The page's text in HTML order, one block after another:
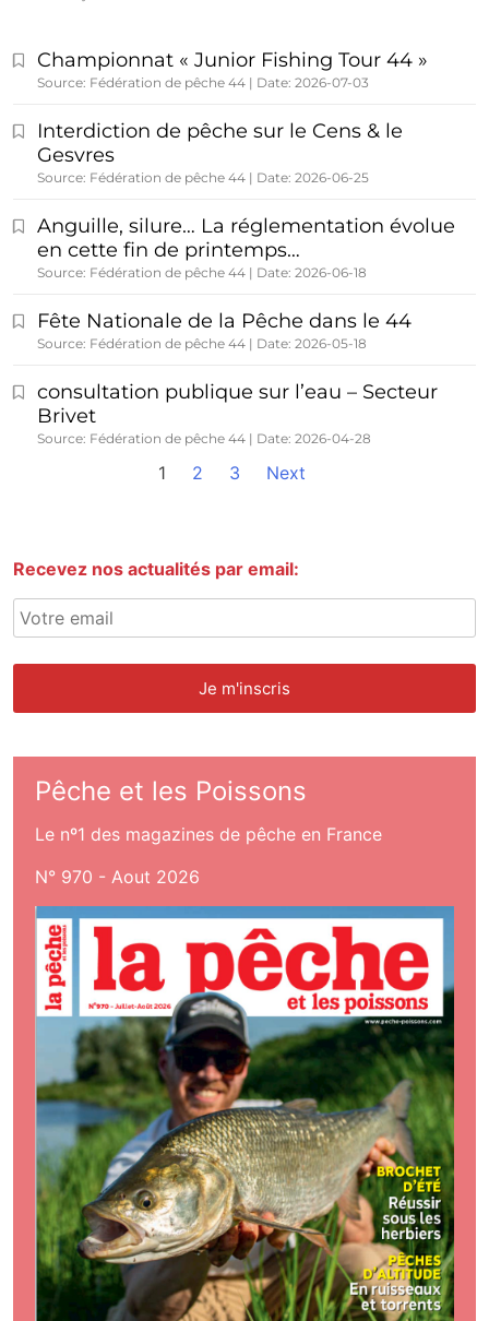
Championnat « Junior Fishing Tour 44 »
Source: Fédération de pêche 44 Date: 2026-07-03
Interdiction de pêche sur le Cens & le
Gesvres
Source: Fédération de pêche 44 Date: 2026-06-25
Anguille, silure… La réglementation évolue
en cette fin de printemps…
Source: Fédération de pêche 44 Date: 2026-06-18
Fête Nationale de la Pêche dans le 44
Source: Fédération de pêche 44 Date: 2026-05-18
consultation publique sur l’eau – Secteur
Brivet
Source: Fédération de pêche 44 Date: 2026-04-28
1 2 3 Next
Recevez nos actualités par email:
Pêche et les Poissons
Le nº1 des magazines de pêche en France
N° 970 - Aout 2026